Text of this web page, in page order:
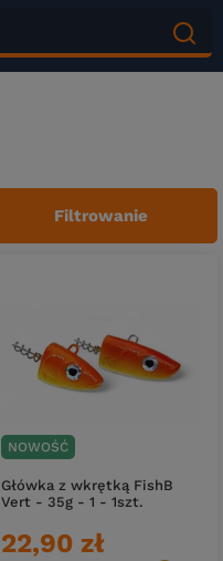
Filtrowanie
NOWOŚĆ
Główka z wkrętką FishB
Vert - 35g - 1 - 1szt.
22,90 zł